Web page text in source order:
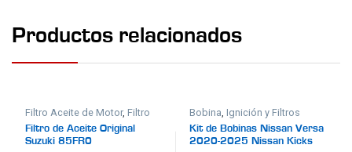
Productos relacionados
Filtro Aceite de Motor,Filtro
Original
Ignición y Filtros
Filtro de Aceite Original
Suzuki 85FR0
Bobina ,Ignición y Filtros
Kit de Bobinas Nissan Versa
2020-2025 Nissan Kicks